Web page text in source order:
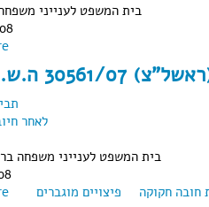
בית המשפט לענייני
לאחר
בית המשפט לענייני משפחה
חובה חקוקה פיצויים מוגברים